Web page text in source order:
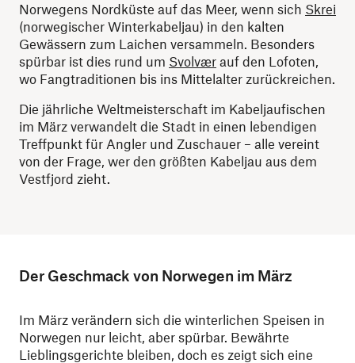
Norwegens Nordküste auf das Meer, wenn sich Skrei
(norwegischer Winterkabeljau) in den kalten
Gewässern zum Laichen versammeln. Besonders
spürbar ist dies rund um Svolvær auf den Lofoten,
wo Fangtraditionen bis ins Mittelalter zurückreichen.
Die jährliche Weltmeisterschaft im Kabeljaufischen
im März verwandelt die Stadt in einen lebendigen
Treffpunkt für Angler und Zuschauer – alle vereint
von der Frage, wer den größten Kabeljau aus dem
Vestfjord zieht.
Der Geschmack von Norwegen im März
Im März verändern sich die winterlichen Speisen in
Norwegen nur leicht, aber spürbar. Bewährte
Lieblingsgerichte bleiben, doch es zeigt sich eine